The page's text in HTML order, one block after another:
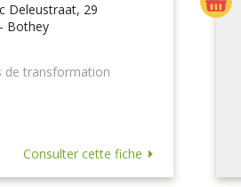
Deleustraat, 29
Bothey
de transformation
Consulter cette fiche